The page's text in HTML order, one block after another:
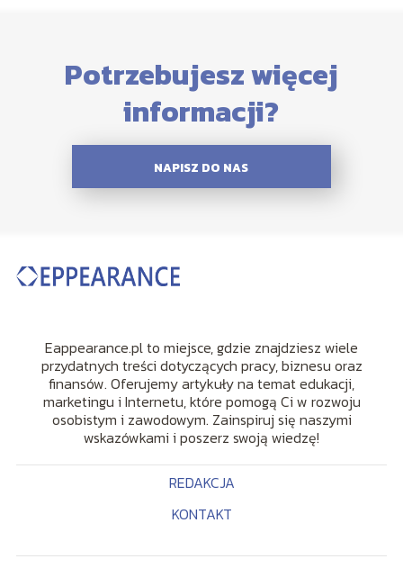
Potrzebujesz więcej
informacji?
NAPISZ DO NAS
Eappearance.pl to miejsce, gdzie znajdziesz wiele
przydatnych treści dotyczących pracy, biznesu oraz
finansów. Oferujemy artykuły na temat edukacji,
marketingu i Internetu, które pomogą Ci w rozwoju
osobistym i zawodowym. Zainspiruj się naszymi
wskazówkami i poszerz swoją wiedzę!
REDAKCJA
KONTAKT